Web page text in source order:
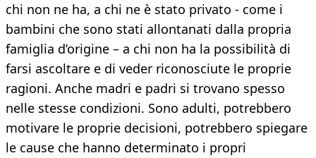
chi non ne ha, a chi ne è stato privato - come i
bambini che sono stati allontanati dalla propria
famiglia d’origine – a chi non ha la possibilità di
farsi ascoltare e di veder riconosciute le proprie
ragioni. Anche madri e padri si trovano spesso
nelle stesse condizioni. Sono adulti, potrebbero
motivare le proprie decisioni, potrebbero spiegare
le cause che hanno determinato i propri